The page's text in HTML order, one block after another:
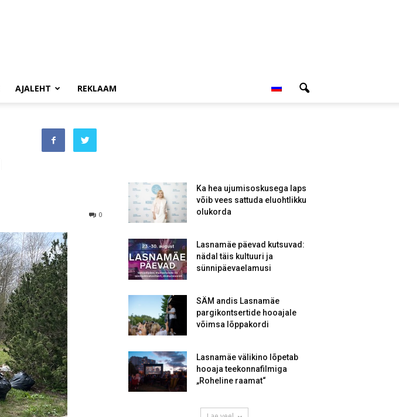
AJALEHT REKLAAM
0
Ka hea ujumisoskusega laps
võib vees sattuda eluohtlikku
olukorda
Lasnamäe päevad kutsuvad:
nädal täis kultuuri ja
sünnipäevaelamusi
SÄM andis Lasnamäe
pargikontsertide hooajale
võimsa lõppakordi
Lasnamäe välikino lõpetab
hooaja teekonnafilmiga
„Roheline raamat“